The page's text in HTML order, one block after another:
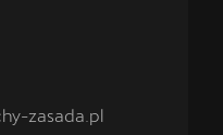
zasada.pl